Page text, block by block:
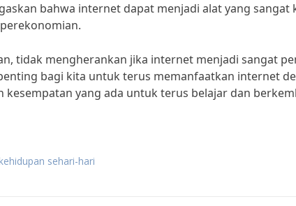
bahwa internet dapat menjadi alat yang sangat
tidak mengherankan jika internet menjadi sangat
bagi kita untuk terus memanfaatkan internet
kesempatan yang ada untuk terus belajar dan
sehari-hari